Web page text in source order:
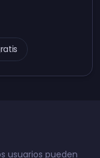
usuarios pueden